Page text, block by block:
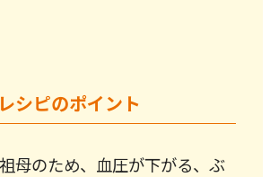
レシピのポイント
母のため、血圧が下がる、ぶ